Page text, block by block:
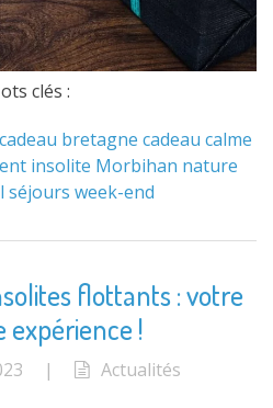
clés :
bretagne cadeau calme
insolite Morbihan nature
séjours week-end
flottants : votre
expérience !
| Actualités